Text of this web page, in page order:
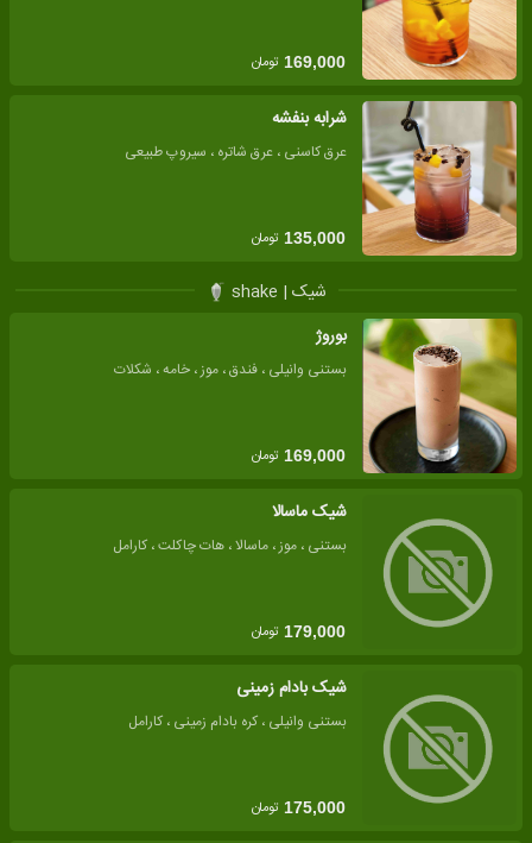
169,000 تومان
شرابه بنفشه
عرق کاسنی ، عرق شاتره ، سیروپ طبیعی
135,000 تومان
شیک | shake
بوروژ
بستنی وانیلی ، فندق ، موز ، خامه ، شکلات
169,000 تومان
شیک ماسالا
بستنی ، موز ، ماسالا ، هات چاکلت ، کارامل
179,000 تومان
شیک بادام زمینی
بستنی وانیلی ، کره بادام زمینی ، کارامل
175,000 تومان